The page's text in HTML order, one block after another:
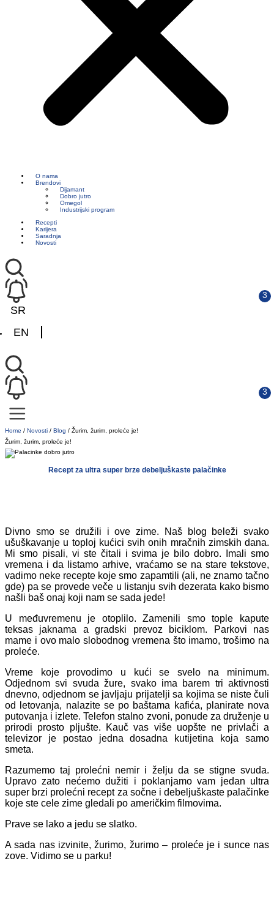
O nama
Brendovi
Dijamant
Dobro jutro
Omegol
Industrijski program
Recepti
Karijera
Saradnja
Novosti
SR
EN
Home / Novosti / Blog / Žurim, žurim, proleće je!
Žurim, žurim, proleće je!
Recept za ultra super brze debeljuškaste palačinke
Divno smo se družili i ove zime. Naš blog beleži svako
ušuškavanje u toploj kućici svih onih mračnih zimskih dana.
Mi smo pisali, vi ste čitali i svima je bilo dobro. Imali smo
vremena i da listamo arhive, vraćamo se na stare tekstove,
vadimo neke recepte koje smo zapamtili (ali, ne znamo tačno
gde) pa se provede veče u listanju svih dezerata kako bismo
našli baš onaj koji nam se sada jede!
U međuvremenu je otoplilo. Zamenili smo tople kapute
teksas jaknama a gradski prevoz biciklom. Parkovi nas
mame i ovo malo slobodnog vremena što imamo, trošimo na
proleće.
Vreme koje provodimo u kući se svelo na minimum.
Odjednom svi svuda žure, svako ima barem tri aktivnosti
dnevno, odjednom se javljaju prijatelji sa kojima se niste čuli
od letovanja, nalazite se po baštama kafića, planirate nova
putovanja i izlete. Telefon stalno zvoni, ponude za druženje u
prirodi prosto pljušte. Kauč vas više uopšte ne privlači a
televizor je postao jedna dosadna kutijetina koja samo
smeta.
Razumemo taj prolećni nemir i želju da se stigne svuda.
Upravo zato nećemo dužiti i poklanjamo vam jedan ultra
super brzi prolećni recept za sočne i debeljuškaste palačinke
koje ste cele zime gledali po američkim filmovima.
Prave se lako a jedu se slatko.
A sada nas izvinite, žurimo, žurimo – proleće je i sunce nas
zove. Vidimo se u parku!